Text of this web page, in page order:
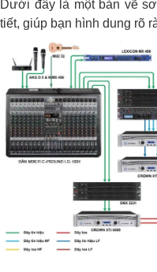
Dưới đây là một bản vẽ
tiết, giúp bạn hình dung rõ